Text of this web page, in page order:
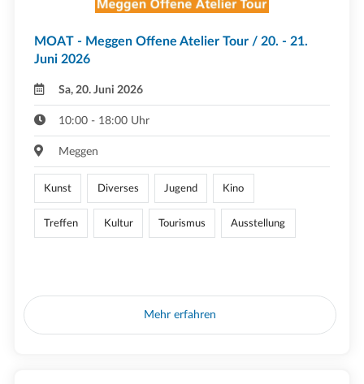
MOAT - Meggen Offene Atelier Tour / 20. - 21.
Juni 2026
Sa, 20. Juni 2026
10:00 - 18:00 Uhr
Meggen
Kunst Diverses Jugend Kino
Treffen Kultur Tourismus Ausstellung
Mehr erfahren